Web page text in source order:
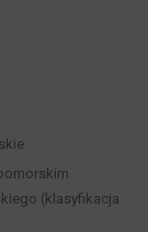
(klasyfikacja